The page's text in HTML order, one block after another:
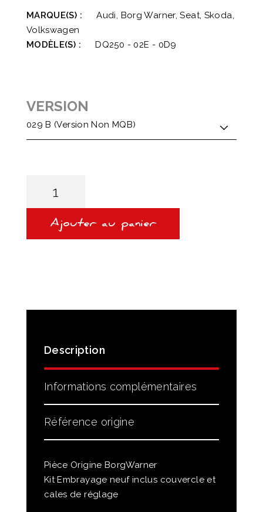
MARQUE(S) :
Audi, Borg Warner, Seat, Skoda,
Volkswagen
MODÈLE(S) :
DQ250 - 02E - 0D9
VERSION
DOUBLE
EMBRAYAGES
DSG6/DQ250
Ajouter au panier
Description
Informations complémentaires
Référence origine
Pièce Origine BorgWarner
Kit Embrayage neuf inclus couvercle et
cales de réglage